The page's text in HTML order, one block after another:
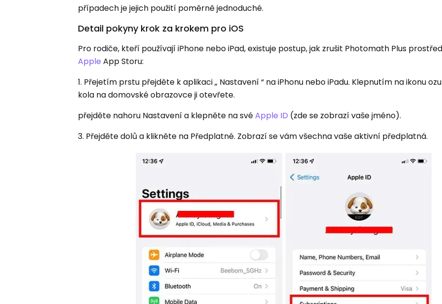
případech je jejich použití poměrně jednoduché.
Detail pokyny krok za krokem pro iOS
Pro rodiče, kteří používají iPhone nebo iPad, existuje postup, jak zrušit Photomath Plus
Apple App Storu:
1. Přejetím prstu přejděte k aplikaci „ Nastavení “ na iPhonu nebo iPadu. Klepnutím na ikonu
kola na domovské obrazovce ji otevřete.
přejděte nahoru Nastavení a klepněte na svéApple ID (zde se zobrazí vaše jméno).
3. Přejděte dolů a klikněte na Předplatné. Zobrazí se vám všechna vaše aktivní předplatná.